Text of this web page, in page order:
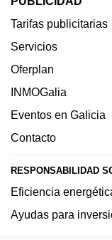
Tarifas publicitarias
Servicios
Oferplan
INMOGalia
Eventos en Galicia
Contacto
RESPONSABILIDAD
Eficiencia
Ayudas para